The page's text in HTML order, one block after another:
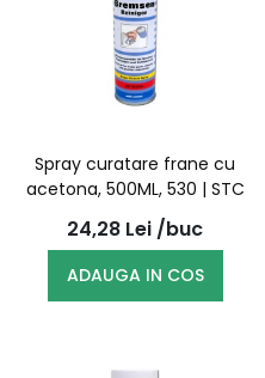
Spray curatare frane cu
acetona, 500ML, 530 | STC
24,28 Lei /buc
ADAUGA IN COS